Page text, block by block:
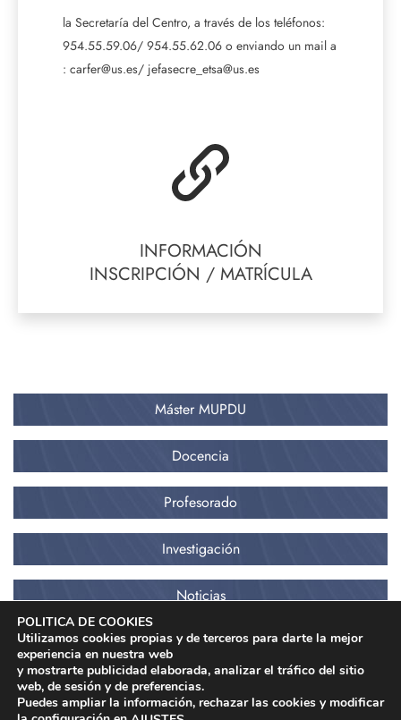
la Secretaría del Centro, a través de los teléfonos:
954.55.59.06/ 954.55.62.06 o enviando un mail a
: carfer@us.es/ jefasecre_etsa@us.es
INFORMACIÓN
INSCRIPCIÓN / MATRÍCULA
POLITICA DE COOKIES
Utilizamos cookies propias y de terceros para darte la mejor
experiencia en nuestra web
y mostrarte publicidad elaborada, analizar el tráfico del sitio
web, de sesión y de preferencias.
Puedes ampliar la información, rechazar las cookies y modificar
Máster MUPDU
Docencia
Profesorado
Investigación
Noticias